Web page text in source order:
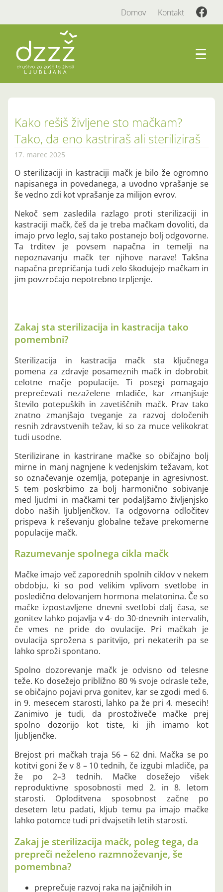
Domov Kontakt
☰
Kako rešiš življene sto mačkam?
Tako, da eno kastriraš ali steriliziraš
17. marec 2025
O sterilizaciji in kastraciji mačk je bilo že ogromno
napisanega in povedanega, a uvodno vprašanje se
še vedno zdi kot vprašanje za milijon evrov.
Nekoč sem zasledila razlago proti sterilizaciji in
kastraciji mačk, češ da je treba mačkam dovoliti, da
imajo prvo leglo, saj tako postanejo bolj odgovorne.
Ta trditev je povsem napačna in temelji na
nepoznavanju mačk ter njihove narave! Takšna
napačna prepričanja tudi zelo škodujejo mačkam in
jim povzročajo nepotrebno trpljenje.
Zakaj sta sterilizacija in kastracija tako
pomembni?
Sterilizacija in kastracija mačk sta ključnega
pomena za zdravje posameznih mačk in dobrobit
celotne mačje populacije. Ti posegi pomagajo
preprečevati nezaželene mladiče, kar zmanjšuje
število potepuških in zavetiščnih mačk. Prav tako
znatno zmanjšajo tveganje za razvoj določenih
resnih zdravstvenih težav, ki so za muce velikokrat
tudi usodne.
Sterilizirane in kastrirane mačke so običajno bolj
mirne in manj nagnjene k vedenjskim težavam, kot
so označevanje ozemlja, potepanje in agresivnost.
S tem poskrbimo za bolj harmonično sobivanje
med ljudmi in mačkami ter podaljšamo življenjsko
dobo naših ljubljenčkov. Ta odgovorna odločitev
prispeva k reševanju globalne težave prekomerne
populacije mačk.
Razumevanje spolnega cikla mačk
Mačke imajo več zaporednih spolnih ciklov v nekem
obdobju, ki so pod velikim vplivom svetlobe in
posledično delovanjem hormona melatonina. Če so
mačke izpostavljene dnevni svetlobi dalj časa, se
gonitev lahko pojavlja v 4- do 30-dnevnih intervalih,
če vmes ne pride do ovulacije. Pri mačkah je
ovulacija sprožena s paritvijo, pri nekaterih pa se
lahko sproži spontano.
Spolno dozorevanje mačk je odvisno od telesne
teže. Ko dosežejo približno 80 % svoje odrasle teže,
se običajno pojavi prva gonitev, kar se zgodi med 6.
in 9. mesecem starosti, lahko pa že pri 4. mesecih!
Zanimivo je tudi, da prostoživeče mačke prej
spolno dozorijo kot tiste, ki jih imamo kot
ljubljenčke.
Brejost pri mačkah traja 56 – 62 dni. Mačka se po
kotitvi goni že v 8 – 10 tednih, če izgubi mladiče, pa
že po 2–3 tednih. Mačke dosežejo višek
reproduktivne sposobnosti med 2. in 8. letom
starosti. Oploditvena sposobnost začne po
desetem letu padati, kljub temu pa imajo mačke
lahko potomce tudi pri dvajsetih letih starosti.
Zakaj je sterilizacija mačk, poleg tega, da
prepreči neželeno razmnoževanje, še
pomembna?
preprečuje razvoj raka na jajčnikih in